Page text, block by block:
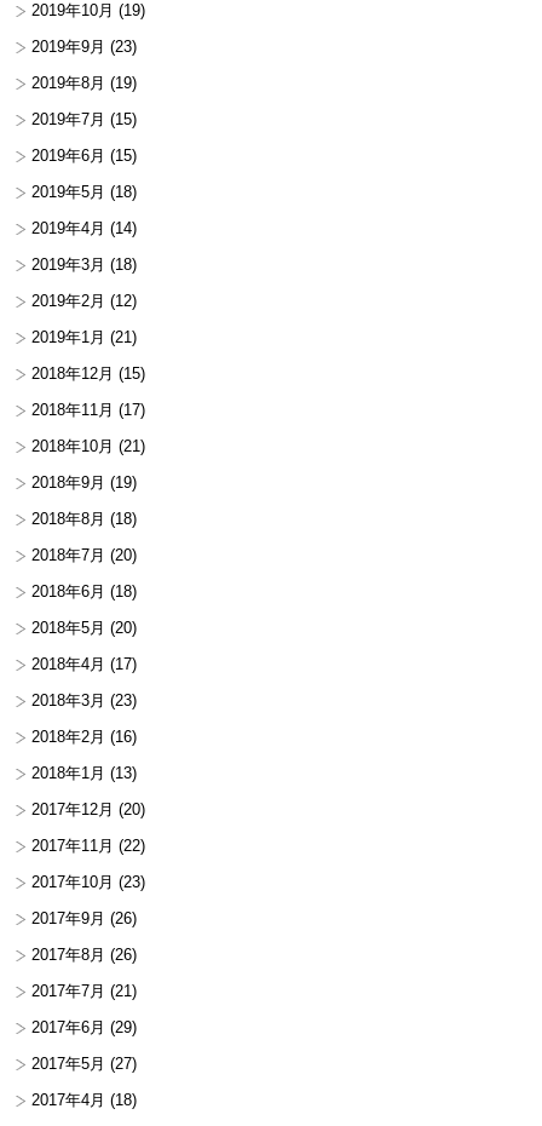
2019年10月 (19)
2019年9月 (23)
2019年8月 (19)
2019年7月 (15)
2019年6月 (15)
2019年5月 (18)
2019年4月 (14)
2019年3月 (18)
2019年2月 (12)
2019年1月 (21)
2018年12月 (15)
2018年11月 (17)
2018年10月 (21)
2018年9月 (19)
2018年8月 (18)
2018年7月 (20)
2018年6月 (18)
2018年5月 (20)
2018年4月 (17)
2018年3月 (23)
2018年2月 (16)
2018年1月 (13)
2017年12月 (20)
2017年11月 (22)
2017年10月 (23)
2017年9月 (26)
2017年8月 (26)
2017年7月 (21)
2017年6月 (29)
2017年5月 (27)
2017年4月 (18)